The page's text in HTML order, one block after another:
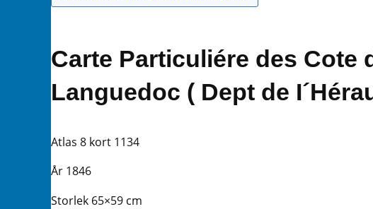
Carte Particuliére des Cote
Languedoc ( Dept de
Atlas 8 kort 1134
År 1846
Storlek 65×59 cm